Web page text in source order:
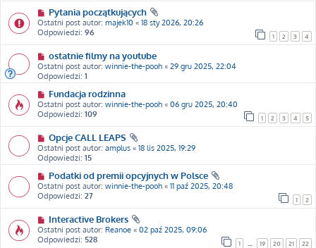
Pytania początkujących
Ostatni post autor: majek10 « 18 sty 2026, 20:26
Odpowiedzi: 96 1 2 3 4
ostatnie filmy na youtube
Ostatni post autor: winnie-the-pooh « 29 gru 2025, 22:04
Odpowiedzi: 1
Fundacja rodzinna
Ostatni post autor: winnie-the-pooh « 06 gru 2025, 20:40
Odpowiedzi: 109 1 2 3 4 5
Opcje CALL LEAPS
Ostatni post autor: amplus « 18 lis 2025, 19:29
Odpowiedzi: 15
Podatki od premii opcyjnych w Polsce
Ostatni post autor: winnie-the-pooh « 11 paź 2025, 20:48
Odpowiedzi: 27 1 2
Interactive Brokers
Ostatni post autor: Reanoe « 02 paź 2025, 09:06
Odpowiedzi: 528 1 19 20 21 22